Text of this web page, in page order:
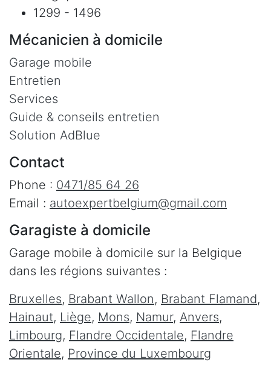
1299 - 1496
Mécanicien à domicile
Garage mobile
Entretien
Services
Guide & conseils entretien
Solution AdBlue
Contact
Phone : 0471/85 64 26
Email : autoexpertbelgium@gmail.com
Garagiste à domicile
Garage mobile à domicile sur la Belgique
dans les régions suivantes :
Bruxelles, Brabant Wallon, Brabant Flamand,
Hainaut, Liège, Mons, Namur, Anvers,
Limbourg, Flandre Occidentale, Flandre
Orientale, Province du Luxembourg